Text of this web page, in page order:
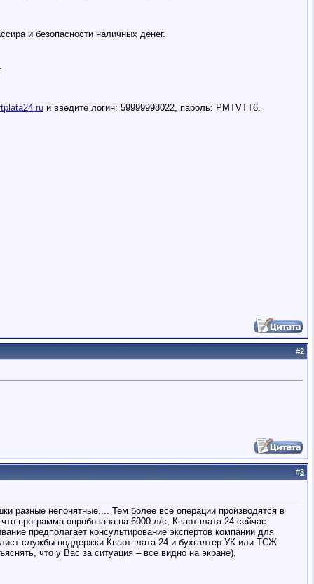
и безопасности наличных денег.
и введите логин: 59999998022, пароль: PMTVTT6.
#2
#3
разные непонятные.... Тем более все операции производятся в
программа опробована на 6000 л/с, Квартплата 24 сейчас
предполагает консультирование экспертов компании для
службы поддержки Квартплата 24 и бухгалтер УК или ТСЖ
что у Вас за ситуация – все видно на экране),